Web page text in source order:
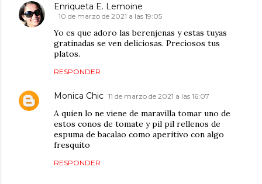
Enriqueta E. Lemoine
10 de marzo de 2021 a las 19:05
Yo es que adoro las berenjenas y estas tuyas
gratinadas se ven deliciosas. Preciosos tus
platos.
RESPONDER
Monica Chic 11 de marzo de 2021 a las 16:07
A quien lo ne viene de maravilla tomar uno de
estos conos de tomate y pil pil rellenos de
espuma de bacalao como aperitivo con algo
fresquito
RESPONDER